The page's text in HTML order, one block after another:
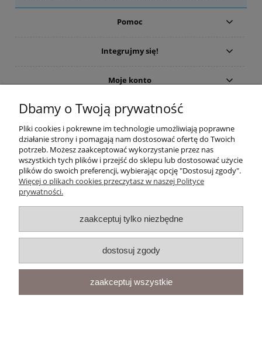
Pomoc
Integrujmy się!
Moje konto
Płatności i dostawa
Informacje
O nas
pokaż pełną wersję strony
Sklep internetowy Shoper.pl
Dbamy o Twoją prywatność
Pliki cookies i pokrewne im technologie umożliwiają poprawne
działanie strony i pomagają nam dostosować ofertę do Twoich
potrzeb. Możesz zaakceptować wykorzystanie przez nas
wszystkich tych plików i przejść do sklepu lub dostosować użycie
plików do swoich preferencji, wybierając opcję "Dostosuj zgody".
Więcej o plikach cookies przeczytasz w naszej Polityce
prywatności.
zaakceptuj tylko niezbędne
dostosuj zgody
zaakceptuj wszystkie